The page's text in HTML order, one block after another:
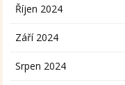
Říjen 2024
Září 2024
Srpen 2024